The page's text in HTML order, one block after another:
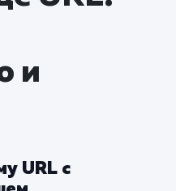
и ответов на них
URL: